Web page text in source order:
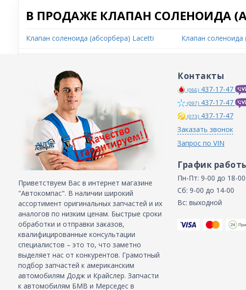
В ПРОДАЖЕ КЛАПАН СОЛЕНОИДА
Клапан соленоида (абсорбера) Lacetti Клапан
Приветствуем Вас в интернет магазине
"Автокомпас". В наличии широкий
ассортимент оригинальных запчастей и их
аналогов по низким ценам. Быстрые сроки
обработки и отправки заказов,
квалифицированные консультации
специалистов – это то, что заметно
выделяет нас от конкурентов. Грамотный
подбор запчастей к американским
автомобилям Додж и Крайслер. Запчасти
к автомобилям БМВ и Мерседес в
Контакты
(066) 437-17-47
(097) 437-17-47
(073) 437-17-47
Заказать звонок
Запрос по VIN
График
Пн-Пт: 9-00 до 18-00
Сб: 9-00 до 14-00
Вс: выходной